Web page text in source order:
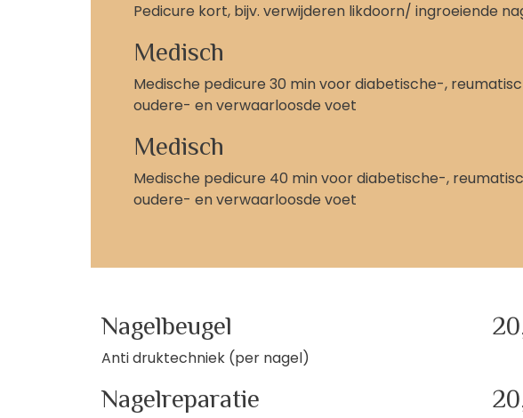
Pedicure kort, bijv. verwijderen likdoorn/ ingroeiende
Medisch
Medische pedicure 30 min voor diabetische-,
oudere- en verwaarloosde voet
Medisch
Medische pedicure 40 min voor diabetische-,
oudere- en verwaarloosde voet
Nagelbeugel
Anti druktechniek (per nagel)
Nagelreparatie